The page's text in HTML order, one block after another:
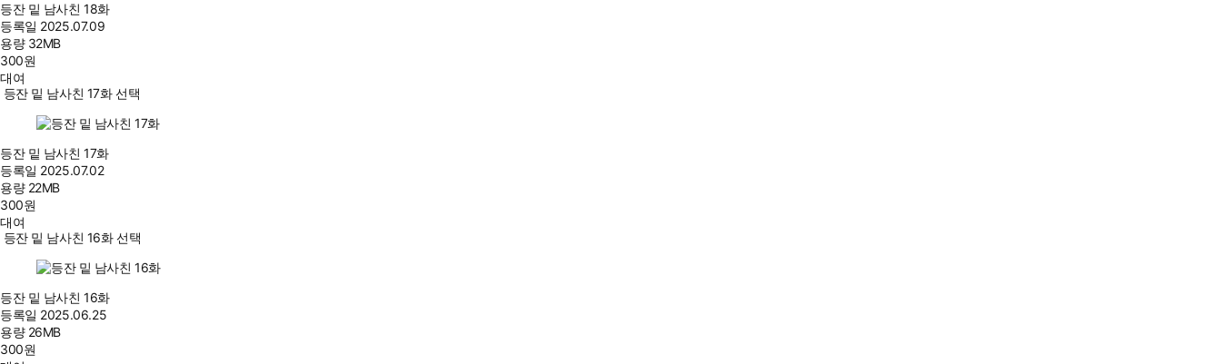
등잔 밑 남사친 18화
등록일 2025.07.09
용량 32MB
300원
대여
등잔 밑 남사친 17화 선택
등잔 밑 남사친 17화
등록일 2025.07.02
용량 22MB
300원
대여
등잔 밑 남사친 16화 선택
등잔 밑 남사친 16화
등록일 2025.06.25
용량 26MB
300원